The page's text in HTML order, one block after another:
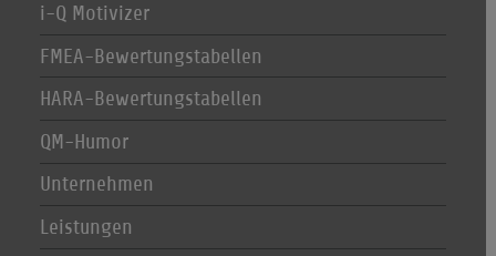
i-Q Motivizer
FMEA-Bewertungstabellen
HARA-Bewertungstabellen
QM-Humor
Unternehmen
Leistungen